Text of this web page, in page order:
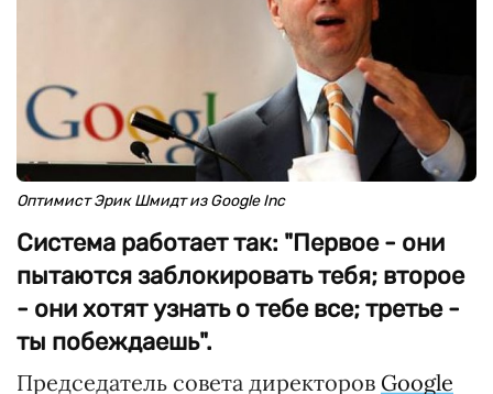
Оптимист Эрик Шмидт из Google Inc
Система работает так: "Первое - они
пытаются заблокировать тебя; второе
- они хотят узнать о тебе все; третье -
ты побеждаешь".
Председатель совета директоров Google